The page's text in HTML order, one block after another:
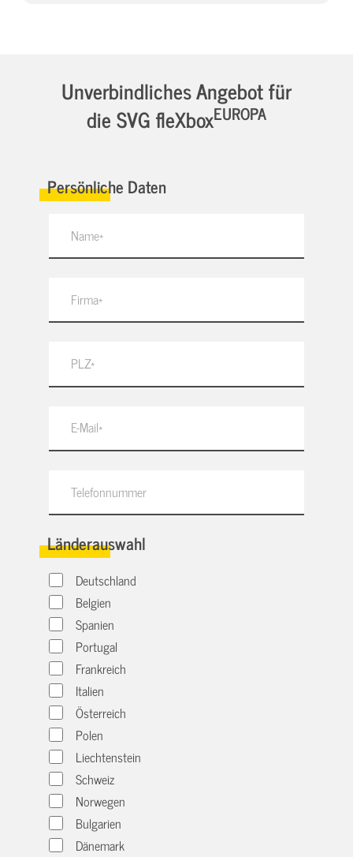
Unverbindliches Angebot für
die SVG fleXboxEUROPA
Persönliche Daten
Länderauswahl
Deutschland
Belgien
Spanien
Portugal
Frankreich
Italien
Österreich
Polen
Liechtenstein
Schweiz
Norwegen
Bulgarien
Dänemark